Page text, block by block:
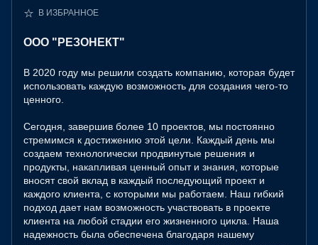
В ИЗБРАННОЕ
ООО "РЕЗОНЕКТ"
В 2020 году мы решили создать компанию, которая будет
использовать каждую возможность для создания чего-то
ценного.
Сегодня, завершив более 10 проектов, мы постоянно
стремимся к достижению этой цели. Каждый день мы
создаем технологически продвинутые решения и
продукты, накапливая ценный опыт и знания, которые
вносят свой вклад в каждый последующий проект и
каждого клиента, с которыми мы работаем. Наш гибкий
подход дает нам возможность участвовать в проекте
клиента на любой стадии его жизненного цикла. Наша
надежность была обеспечена благодаря нашему